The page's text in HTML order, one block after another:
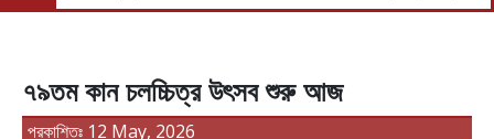
৭৯তম কান চলচ্চিত্র উৎসব শুরু আজ
প্রকাশিতঃ 12 May, 2026